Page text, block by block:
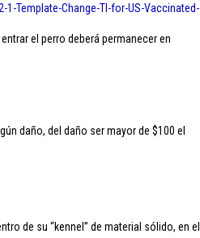
1-Template-Change-TI-for-US-Vaccinated-
el perro deberá permanecer en
daño, del daño ser mayor de $100 el
de su “kennel” de material sólido, en el